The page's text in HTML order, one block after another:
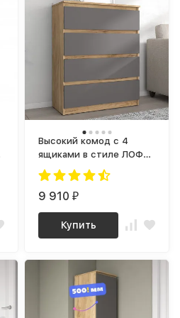
Высокий комод с 4
ящиками в стиле ЛОФТ,
Недорогой К-01 СИТИ
серый графит / дуб
крафт золотой
9 910₽
Купить